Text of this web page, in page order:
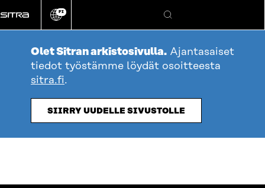
suoraan
sisältöön
Vaihda
kieli
FI
Hae
Olet Sitran arkistosivulla. Ajantasaiset
tiedot työstämme löydät osoitteesta
sitra.fi.
SIIRRY UUDELLE SIVUSTOLLE